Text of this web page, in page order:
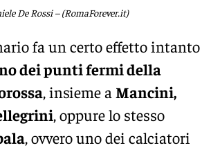
De Rossi – (RomaForever.it)
fa un certo effetto intanto
dei punti fermi della
, insieme a Mancini,
, oppure lo stesso
, ovvero uno dei calciatori